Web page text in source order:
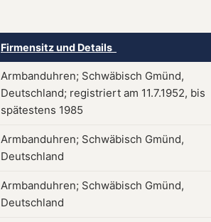
Firmensitz und Details
Armbanduhren; Schwäbisch Gmünd,
Deutschland; registriert am 11.7.1952, bis
spätestens 1985
Armbanduhren; Schwäbisch Gmünd,
Deutschland
Armbanduhren; Schwäbisch Gmünd,
Deutschland